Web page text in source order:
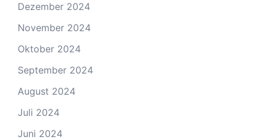
Dezember 2024
November 2024
Oktober 2024
September 2024
August 2024
Juli 2024
Juni 2024